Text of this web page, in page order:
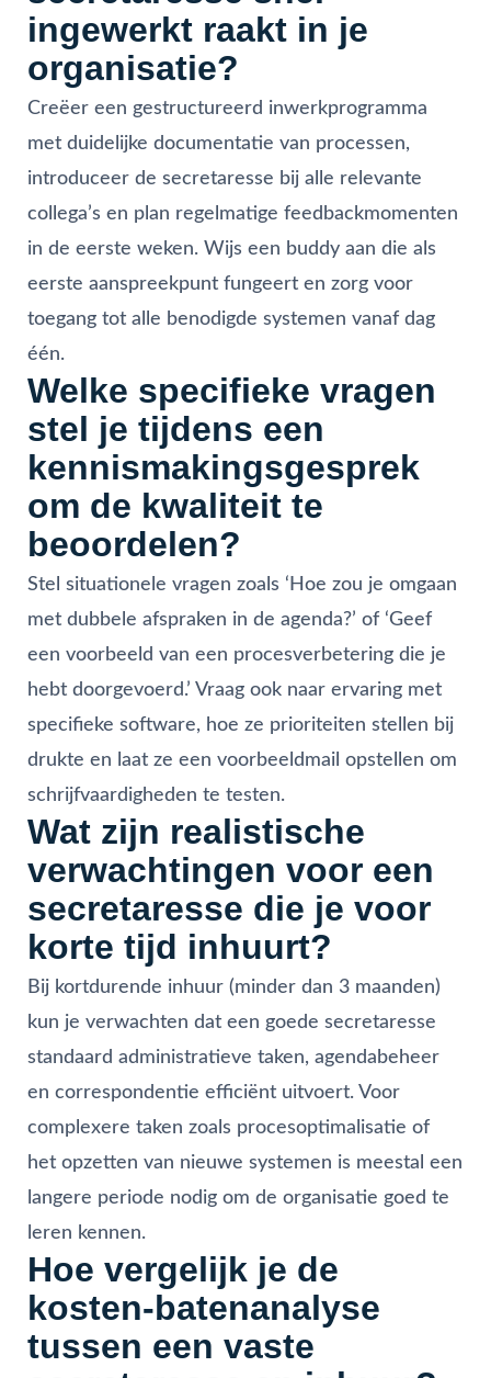
ingewerkt raakt in je
organisatie?
Creëer een gestructureerd inwerkprogramma
met duidelijke documentatie van processen,
introduceer de secretaresse bij alle relevante
collega’s en plan regelmatige feedbackmomenten
in de eerste weken. Wijs een buddy aan die als
eerste aanspreekpunt fungeert en zorg voor
toegang tot alle benodigde systemen vanaf dag
één.
Welke specifieke vragen
stel je tijdens een
kennismakingsgesprek
om de kwaliteit te
beoordelen?
Stel situationele vragen zoals ‘Hoe zou je omgaan
met dubbele afspraken in de agenda?’ of ‘Geef
een voorbeeld van een procesverbetering die je
hebt doorgevoerd.’ Vraag ook naar ervaring met
specifieke software, hoe ze prioriteiten stellen bij
drukte en laat ze een voorbeeldmail opstellen om
schrijfvaardigheden te testen.
Wat zijn realistische
verwachtingen voor een
secretaresse die je voor
korte tijd inhuurt?
Bij kortdurende inhuur (minder dan 3 maanden)
kun je verwachten dat een goede secretaresse
standaard administratieve taken, agendabeheer
en correspondentie efficiënt uitvoert. Voor
complexere taken zoals procesoptimalisatie of
het opzetten van nieuwe systemen is meestal een
langere periode nodig om de organisatie goed te
leren kennen.
Hoe vergelijk je de
kosten-batenanalyse
tussen een vaste